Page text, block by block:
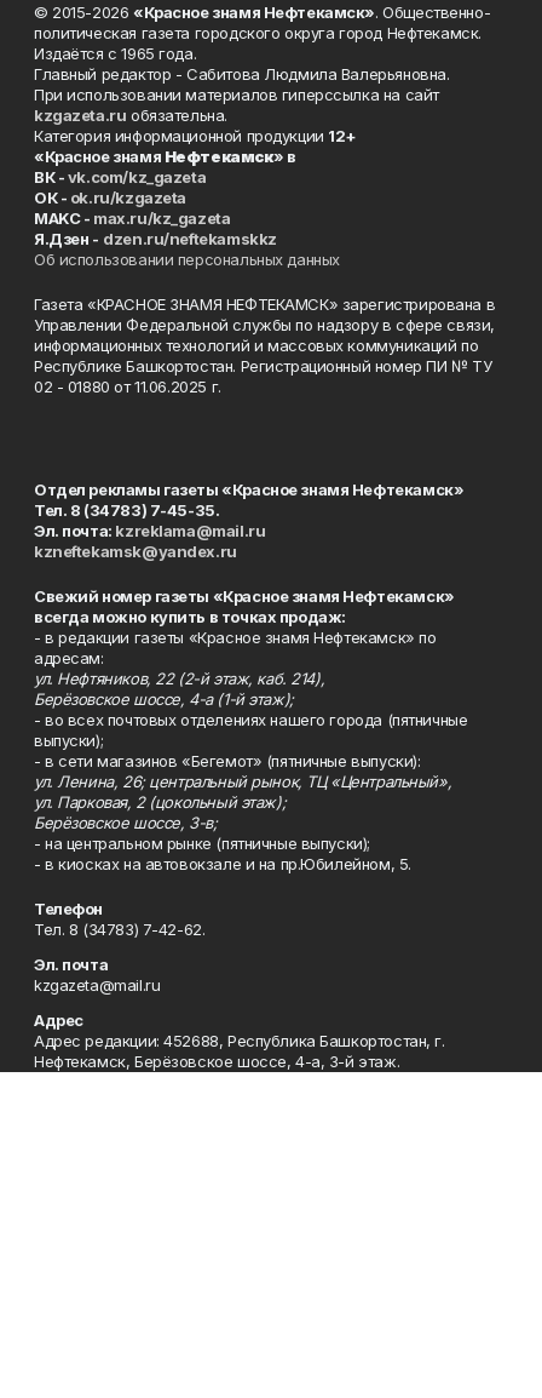
© 2015-2026 «Красное знамя Нефтекамск». Общественно-
политическая газета городского округа город Нефтекамск.
Издаётся с 1965 года.
Главный редактор - Сабитова Людмила Валерьяновна.
При использовании материалов гиперссылка на сайт
kzgazeta.ru обязательна.
Категория информационной продукции 12+
«Красное знамя Нефтекамск» в
ВК -vk.com/kz_gazeta
ОК - ok.ru/kzgazeta
MAKC - max.ru/kz_gazeta
Я.Дзен - dzen.ru/neftekamskkz
Об использовании персональных данных
Газета «КРАСНОЕ ЗНАМЯ НЕФТЕКАМСК» зарегистрирована в
Управлении Федеральной службы по надзору в сфере связи,
информационных технологий и массовых коммуникаций по
Республике Башкортостан. Регистрационный номер ПИ № ТУ
02 - 01880 от 11.06.2025 г.
Отдел рекламы газеты «Красное знамя Нефтекамск»
Тел. 8 (34783) 7-45-35.
Эл. почта: kzreklama@mail.ru
kzneftekamsk@yandex.ru
Свежий номер газеты «Красное знамя Нефтекамск»
всегда можно купить в точках продаж:
- в редакции газеты «Красное знамя Нефтекамск» по
адресам:
ул. Нефтяников, 22 (2-й этаж, каб. 214),
Берёзовское шоссе, 4-а (1-й этаж);
- во всех почтовых отделениях нашего города (пятничные
выпуски);
- в сети магазинов «Бегемот» (пятничные выпуски):
ул. Ленина, 26; центральный рынок, ТЦ «Центральный»,
ул. Парковая, 2 (цокольный этаж);
Берёзовское шоссе, 3-в;
- на центральном рынке (пятничные выпуски);
- в киосках на автовокзале и на пр.Юбилейном, 5.
Телефон
Тел. 8 (34783) 7-42-62.
Эл. почта
kzgazeta@mail.ru
Адрес
Адрес редакции: 452688, Республика Башкортостан, г.
Нефтекамск, Берёзовское шоссе, 4-а, 3-й этаж.